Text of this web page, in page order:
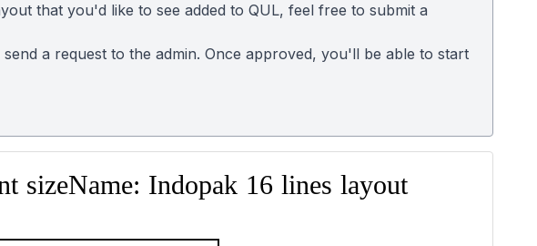
that you'd like to see added to QUL, feel free to submit a
a request to the admin. Once approved, you'll be able to start
Name: Indopak 16 lines layout
size: (